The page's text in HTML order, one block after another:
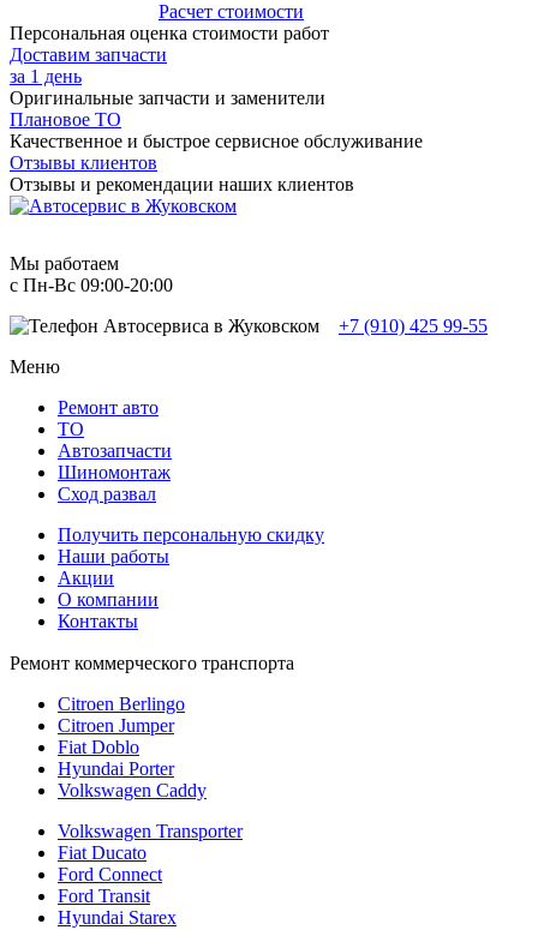
Расчет стоимости
Персональная оценка стоимости работ
Доставим запчасти
за 1 день
Оригинальные запчасти и заменители
Плановое ТО
Качественное и быстрое сервисное обслуживание
Отзывы клиентов
Отзывы и рекомендации наших клиентов
Мы работаем
с Пн-Вc 09:00-20:00
+7 (910) 425 99-55
Меню
Ремонт авто
TO
Автозапчасти
Шиномонтаж
Сход развал
Получить персональную скидку
Наши работы
Акции
О компании
Контакты
Ремонт коммерческого транспорта
Citroen Berlingo
Citroen Jumper
Fiat Doblo
Hyundai Porter
Volkswagen Caddy
Volkswagen Transporter
Fiat Ducato
Ford Connect
Ford Transit
Hyundai Starex